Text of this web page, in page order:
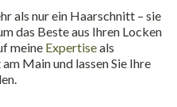
als nur ein Haarschnitt – sie
das Beste aus Ihren Locken
meine Expertiseals
Main und lassen Sie Ihre